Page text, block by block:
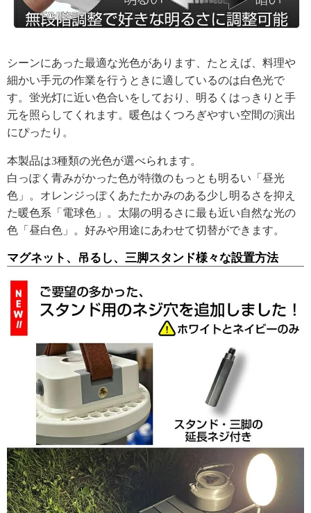
シーンにあった最適な光色があります、たとえば、料理や
細かい手元の作業を行うときに適しているのは白色光で
す。蛍光灯に近い色合いをしており、明るくはっきりと手
元を照らしてくれます。暖色はくつろぎやすい空間の演出
にぴったり。
本製品は3種類の光色が選べられます。
白っぽく青みがかった色が特徴のもっとも明るい「昼光
色」。オレンジっぽくあたたかみのある少し明るさを抑え
た暖色系「電球色」。太陽の明るさに最も近い自然な光の
色「昼白色」。好みや用途にあわせて切替ができます。
マグネット、吊るし、三脚スタンド様々な設置方法